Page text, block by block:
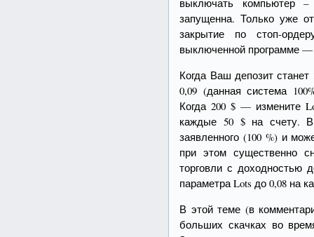
запущенна. Только уже
закрытие по стоп-
выключенной программе —
Когда Ваш депозит станет
0,09 (данная система
Когда 200 $ — измените
каждые 50 $ на счету.
заявленного (100 %) и
при этом существенно
торговли с доходностью
параметра Lots до 0,08 на
В этой теме (в
больших скачках во